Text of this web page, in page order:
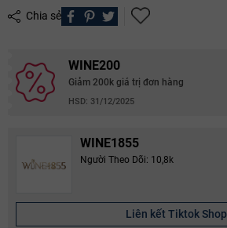
Chia sẻ
WINE200
Giảm 200k giá trị đơn hàng
HSD: 31/12/2025
WINE1855
Người Theo Dõi: 10,8k
Liên kết Tiktok Shop